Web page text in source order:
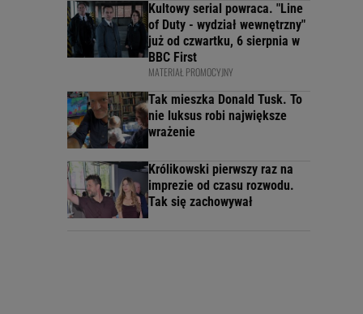
Kultowy serial powraca. "Line
of Duty - wydział wewnętrzny"
już od czwartku, 6 sierpnia w
BBC First
MATERIAŁ PROMOCYJNY
Tak mieszka Donald Tusk. To
nie luksus robi największe
wrażenie
Królikowski pierwszy raz na
imprezie od czasu rozwodu.
Tak się zachowywał